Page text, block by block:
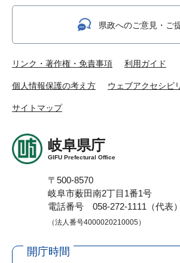
県政へのご意見・ご
リンク・著作権・免責事項 利用ガイド
個人情報保護の考え方 ウェブアクセシビ
サイトマップ
岐阜県庁
GIFU Prefectural Office
〒500-8570
岐阜市薮田南2丁目1番1号
電話番号 058-272-1111（代表）
（法人番号4000020210005）
開庁時間